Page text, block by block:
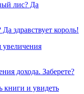
здравствует король!
дохода. Заберете?